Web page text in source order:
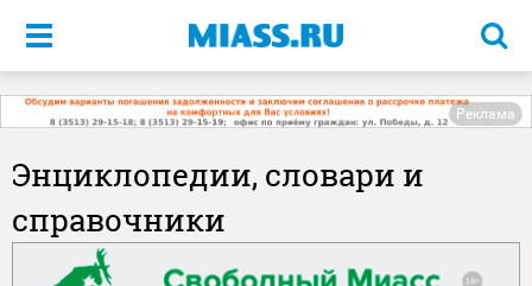
Меню
Реклама
Энциклопедии, словари и
справочники